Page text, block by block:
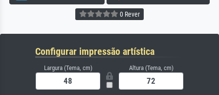
0 Rever
Configurar impressão artística
Largura (Tema, cm) Altura (Tema, cm)